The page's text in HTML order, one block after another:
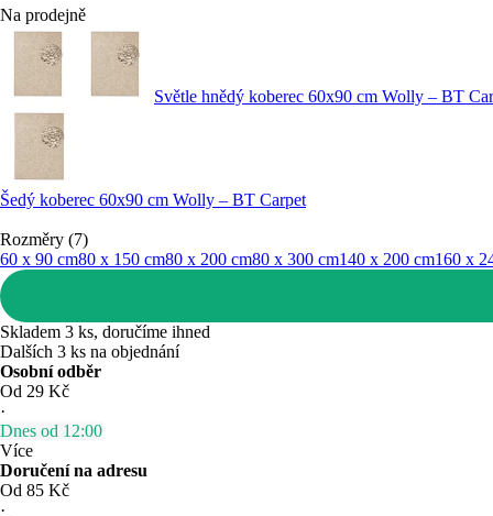
Na prodejně
Světle hnědý koberec 60x90 cm Wolly – BT
Šedý koberec 60x90 cm Wolly – BT Carpet
Rozměry (7)
60 x 90 cm80 x 150 cm80 x 200 cm80 x 300 cm140 x 200 cm160 x
Skladem 3 ks, doručíme ihned
Dalších 3 ks na objednání
Osobní odběr
Od 29 Kč
·
Dnes od 12:00
Více
Doručení na adresu
Od 85 Kč
·